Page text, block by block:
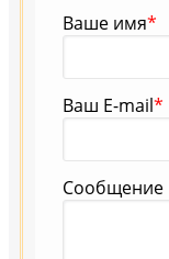
Ваше имя*
Ваш E-mail*
Сообщение